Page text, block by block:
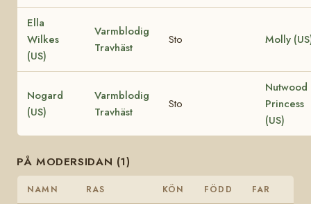
Ella
Wilkes
(US)
Varmblodig
Travhäst
Sto Molly
Nogard
(US)
Varmblodig
Travhäst
Sto
Nutwood
Princess
(US)
PÅ MODERSIDAN (1)
NAMN RAS KÖN FÖDD FAR